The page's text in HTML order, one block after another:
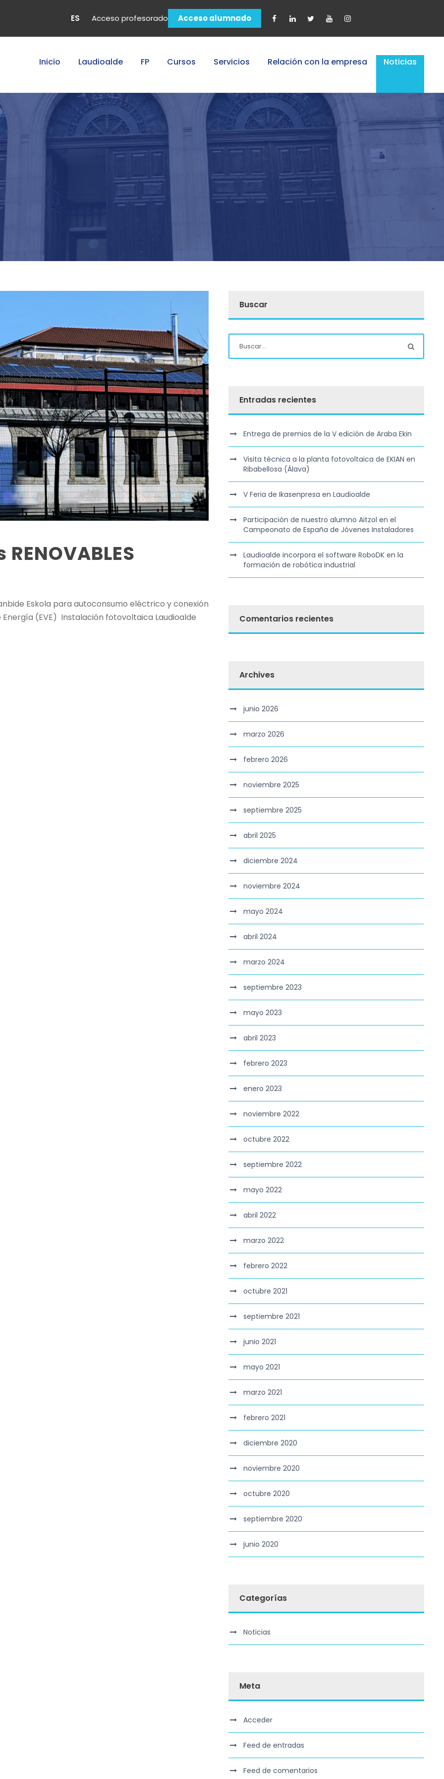
ES Acceso profesorado Acceso alumnado
Inicio Laudioalde FP Cursos Servicios Relación con la empresa Noticias
Eskola para autoconsumo eléctrico y conexión
(EVE) Instalación fotovoltaica Laudioalde
Buscar
Entradas recientes
Entrega de premios de la V edición de Araba Ekin
Visita técnica a la planta fotovoltaica de EKIAN en
Ribabellosa (Álava)
V Feria de Ikasenpresa en Laudioalde
Participación de nuestro alumno Aitzol en el
Campeonato de España de Jóvenes Instaladores
Laudioalde incorpora el software RoboDK en la
formación de robótica industrial
Comentarios recientes
Archives
junio 2026
marzo 2026
febrero 2026
noviembre 2025
septiembre 2025
abril 2025
diciembre 2024
noviembre 2024
mayo 2024
abril 2024
marzo 2024
septiembre 2023
mayo 2023
abril 2023
febrero 2023
enero 2023
noviembre 2022
octubre 2022
septiembre 2022
mayo 2022
abril 2022
marzo 2022
febrero 2022
octubre 2021
septiembre 2021
junio 2021
mayo 2021
marzo 2021
febrero 2021
diciembre 2020
noviembre 2020
octubre 2020
septiembre 2020
junio 2020
Categorías
Noticias
Meta
Acceder
Feed de entradas
Feed de comentarios